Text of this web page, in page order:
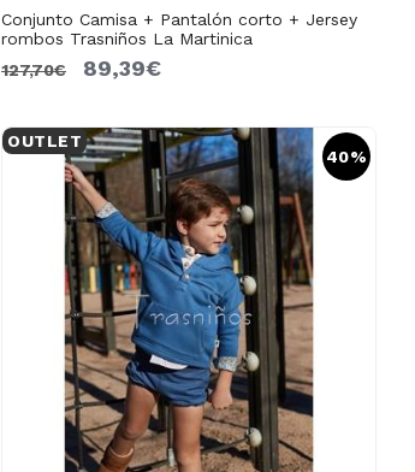
Conjunto Camisa + Pantalón corto + Jersey
rombos Trasniños La Martinica
127,70€
89,39€
40%
OUTLET